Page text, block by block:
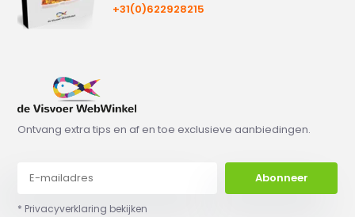
+31(0)622928215
Ontvang extra tips en af en toe exclusieve aanbiedingen.
Abonneer
* Privacyverklaring bekijken